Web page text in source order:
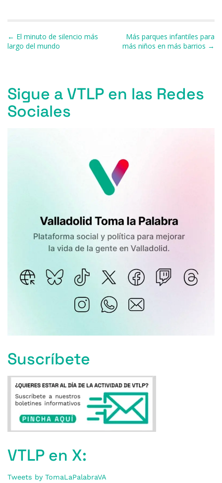
e
b
o
k
s
a
p
gr
a
l
p
ar
r
Navegación de entradas
← El minuto de silencio más
largo del mundo
Más parques infantiles para
más niños en más barrios →
Sigue a VTLP en las Redes
Sociales
Suscríbete
VTLP en X:
Tweets by TomaLaPalabraVA